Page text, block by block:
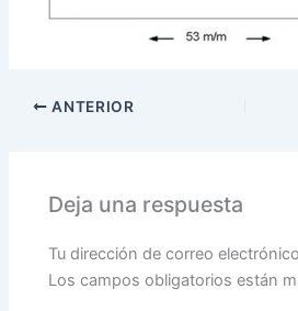
ANTERIOR
Deja una respuesta
Tu dirección de correo
Los campos obligatorios están